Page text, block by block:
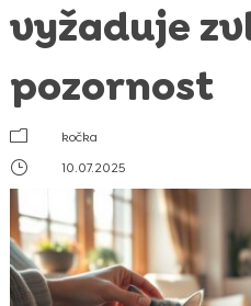
vyžaduje
pozornost
m
kočka
}
10.07.2025